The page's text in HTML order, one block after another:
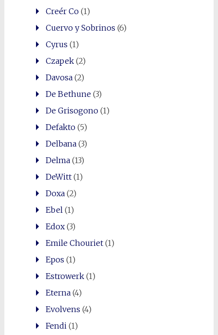
Creér Co(1)
Cuervo y Sobrinos (6)
Cyrus (1)
Czapek(2)
Davosa(2)
De Bethune(3)
De Grisogono(1)
Defakto(5)
Delbana(3)
Delma(13)
DeWitt(1)
Doxa(2)
Ebel(1)
Edox(3)
Emile Chouriet(1)
Epos (1)
Estrowerk(1)
Eterna(4)
Evolvens (4)
Fendi(1)